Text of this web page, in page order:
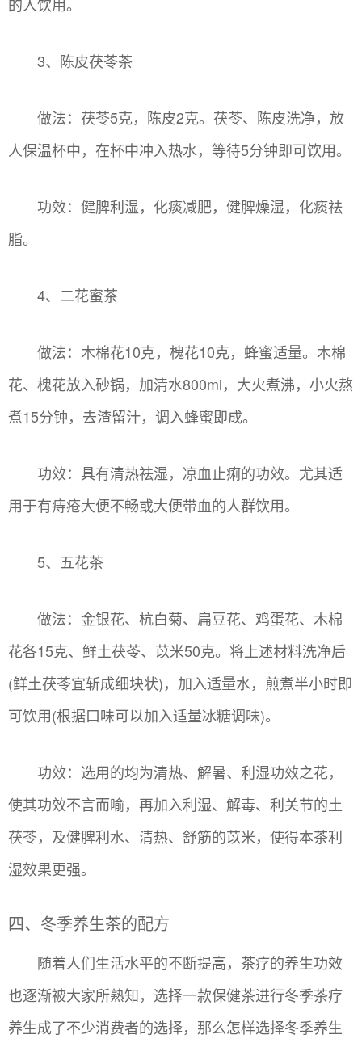
3、陈皮茯苓茶
做法：茯苓5克，陈皮2克。茯苓、陈皮洗净，放
人保温杯中，在杯中冲入热水，等待5分钟即可饮用。
功效：健脾利湿，化痰减肥，健脾燥湿，化痰祛
脂。
4、二花蜜茶
做法：木棉花10克，槐花10克，蜂蜜适量。木棉
花、槐花放入砂锅，加清水800ml，大火煮沸，小火熬
煮15分钟，去渣留汁，调入蜂蜜即成。
功效：具有清热祛湿，凉血止痢的功效。尤其适
用于有痔疮大便不畅或大便带血的人群饮用。
5、五花茶
做法：金银花、杭白菊、扁豆花、鸡蛋花、木棉
花各15克、鲜土茯苓、苡米50克。将上述材料洗净后
(鲜土茯苓宜斩成细块状)，加入适量水，煎煮半小时即
可饮用(根据口味可以加入适量冰糖调味)。
功效：选用的均为清热、解暑、利湿功效之花，
使其功效不言而喻，再加入利湿、解毒、利关节的土
茯苓，及健脾利水、清热、舒筋的苡米，使得本茶利
湿效果更强。
四、冬季养生茶的配方
随着人们生活水平的不断提高，茶疗的养生功效
也逐渐被大家所熟知，选择一款保健茶进行冬季茶疗
养生成了不少消费者的选择，那么怎样选择冬季养生